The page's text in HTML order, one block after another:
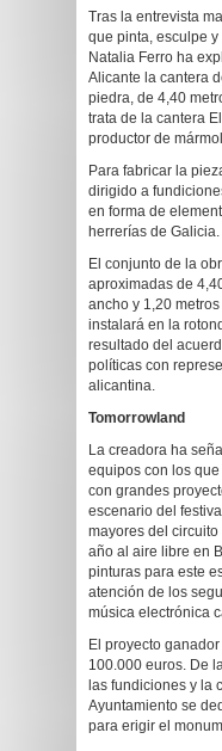
Tras la entrevista
que pinta, esculpe
Natalia Ferro ha
Alicante la cantera
piedra, de 4,40
trata de la cantera
productor de
Para fabricar la
dirigido a
en forma de
herrerías de Galicia.
El conjunto de la
aproximadas de
ancho y 1,20
instalará en la
resultado del
políticas con
alicantina.
Tomorrowland
La creadora ha
equipos con los
con grandes
escenario del
mayores del
año al aire libre en
pinturas para este
atención de los
música electrónica
El proyecto
100.000 euros. De
las fundiciones y la
Ayuntamiento se
para erigir el